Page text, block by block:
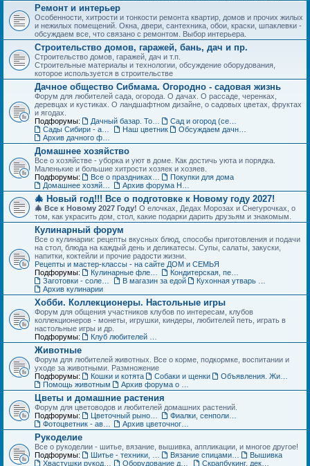
Ремонт и интерьер
Особенности, хитрости и тонкости ремонта квартир, домов и прочих жилых
и нежилых помещений. Окна, двери, сантехника, обои, краски, шпаклевки -
обсуждаем все, что связано с ремонтом. Выбор интерьера.
Строительство домов, гаражей, бань, дач и пр.
Строительство домов, гаражей, дач и т.п.
Строительные материалы и технологии, обсуждение оборудования,
которое используется в строительстве
Дачное общество Сибмама. Огородно - садовая жизнь
Форум для любителей сада, огорода. О дачах. О рассаде, черенках,
деревцах и кустиках. О ландшафтном дизайне, о садовых цветах, фруктах
и ягодах.
Подфорумы:
Наш цветник
Домашнее хозяйство
Все о хозяйстве - уборка и уют в доме. Как достичь уюта и порядка.
Маленькие и большие хитрости хозяек и хозяев.
Подфорумы:
Покупки для дома
🎄 Новый год!!! Все о подготовке к Новому году 2027!
🎄 Все к Новому 2027 Году! О елочках, Дедах Морозах и Снегурочках, о
том, как украсить дом, стол, какие подарки дарить друзьям и знакомым.
Кулинарный форум
Все о кулинарии: рецепты вкусных блюд, способы приготовления и подачи
на стол, блюда на каждый день и деликатесы. Супы, салаты, закуски,
напитки, коктейли и прочие радости жизни.
Рецепты и мастер-классы - на сайте ДОМ и СЕМЬЯ
Подфорумы:
В магазин за едой
Архив кулинарии
Хобби. Коллекционеры. Настольные игры
Форум для общения участников клубов по интересам, клубов
коллекционеров - монеты, игрушки, киндеры, любителей петь, играть в
настольные игры и др.
Подфорумы:
Животные
Форум для любителей животных. Все о корме, подкормке, воспитании и
уходе за животными. Размножение
Подфорумы:
Кошки и котята Собаки и щенки
Помощь животным
Цветы и домашние растения
Форум для цветоводов и любителей домашних растений.
Подфорумы:
Рукоделие
Все о рукоделии - шитье, вязание, вышивка, аппликации, и многое другое!
Подфорумы:
Вышивка